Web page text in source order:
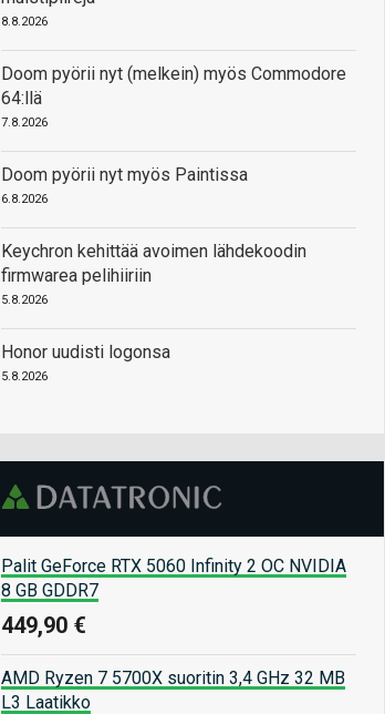
8.8.2026
Doom pyörii nyt (melkein) myös Commodore
64:llä
7.8.2026
Doom pyörii nyt myös Paintissa
6.8.2026
Keychron kehittää avoimen lähdekoodin
firmwarea pelihiiriin
5.8.2026
Honor uudisti logonsa
5.8.2026
Palit GeForce RTX 5060 Infinity 2 OC NVIDIA
8 GB GDDR7
449,90 €
AMD Ryzen 7 5700X suoritin 3,4 GHz 32 MB
L3 Laatikko